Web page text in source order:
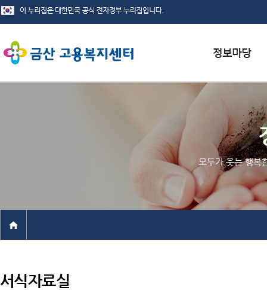
채용정보
인재정보
관련사이트
모두가 웃는 행복
서식자료실